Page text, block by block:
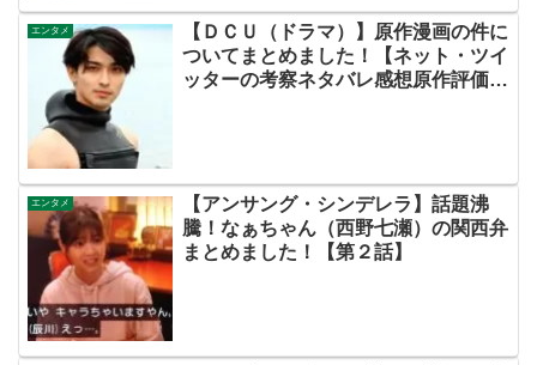
エンタメ
【ＤＣＵ（ドラマ）】原作漫画の件に
ついてまとめました！【ネット・ツイ
ッターの考察ネタバレ感想原作評価あ
エンタメ
【アンサング・シンデレラ】話題沸
騰！なぁちゃん（西野七瀬）の関西弁
まとめました！【第２話】